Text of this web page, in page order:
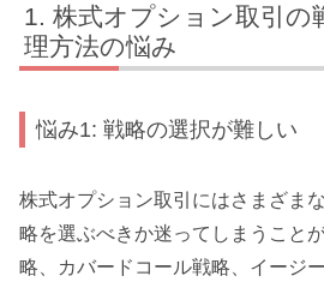
株式オプション取引の
理方法の悩み
悩み1: 戦略の選択が難しい
株式オプション取引にはさまざま
略を選ぶべきか迷ってしまうこと
略、カバードコール戦略、イージ